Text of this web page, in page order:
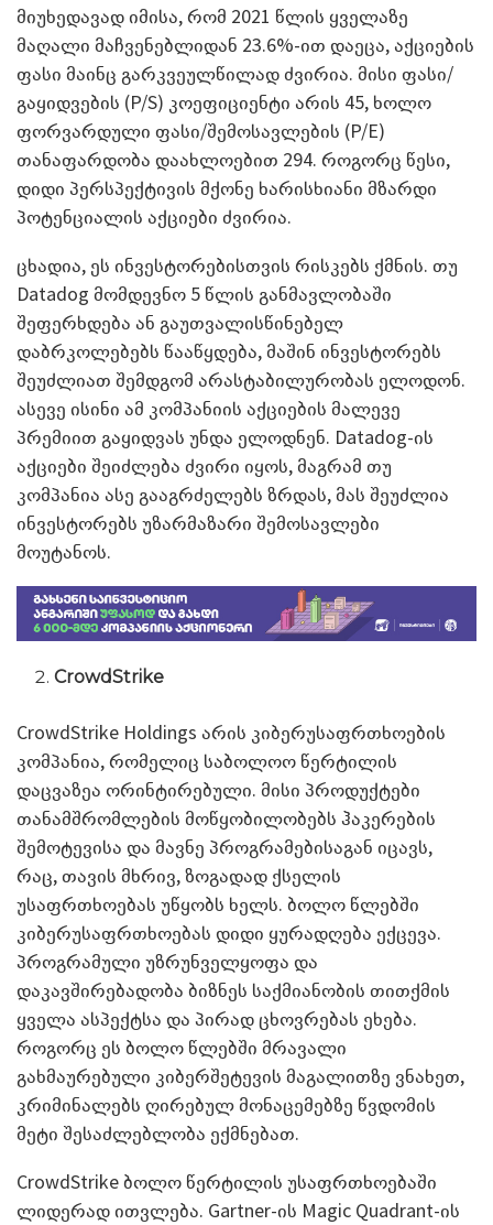
მიუხედავად იმისა, რომ 2021 წლის ყველაზე
მაღალი მაჩვენებლიდან 23.6%-ით დაეცა, აქციების
ფასი მაინც გარკვეულწილად ძვირია. მისი ფასი/
გაყიდვების (P/S) კოეფიციენტი არის 45, ხოლო
ფორვარდული ფასი/შემოსავლების (P/E)
თანაფარდობა დაახლოებით 294. როგორც წესი,
დიდი პერსპექტივის მქონე ხარისხიანი მზარდი
პოტენციალის აქციები ძვირია.
ცხადია, ეს ინვესტორებისთვის რისკებს ქმნის. თუ
Datadog მომდევნო 5 წლის განმავლობაში
შეფერხდება ან გაუთვალისწინებელ
დაბრკოლებებს წააწყდება, მაშინ ინვესტორებს
შეუძლიათ შემდგომ არასტაბილურობას ელოდონ.
ასევე ისინი ამ კომპანიის აქციების მალევე
პრემიით გაყიდვას უნდა ელოდნენ. Datadog-ის
აქციები შეიძლება ძვირი იყოს, მაგრამ თუ
კომპანია ასე გააგრძელებს ზრდას, მას შეუძლია
ინვესტორებს უზარმაზარი შემოსავლები
მოუტანოს.
CrowdStrike
CrowdStrike Holdings არის კიბერუსაფრთხოების
კომპანია, რომელიც საბოლოო წერტილის
დაცვაზეა ორინტირებული. მისი პროდუქტები
თანამშრომლების მოწყობილობებს ჰაკერების
შემოტევისა და მავნე პროგრამებისაგან იცავს,
რაც, თავის მხრივ, ზოგადად ქსელის
უსაფრთხოებას უწყობს ხელს. ბოლო წლებში
კიბერუსაფრთხოებას დიდი ყურადღება ექცევა.
პროგრამული უზრუნველყოფა და
დაკავშირებადობა ბიზნეს საქმიანობის თითქმის
ყველა ასპექტსა და პირად ცხოვრებას ეხება.
როგორც ეს ბოლო წლებში მრავალი
გახმაურებული კიბერშეტევის მაგალითზე ვნახეთ,
კრიმინალებს ღირებულ მონაცემებზე წვდომის
მეტი შესაძლებლობა ექმნებათ.
CrowdStrike ბოლო წერტილის უსაფრთხოებაში
ლიდერად ითვლება. Gartner-ის Magic Quadrant-ის